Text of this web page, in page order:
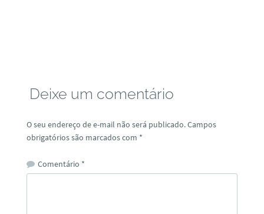
Deixe um comentário
O seu endereço de e-mail não será publicado.Campos
obrigatórios são marcados com *
Comentário *